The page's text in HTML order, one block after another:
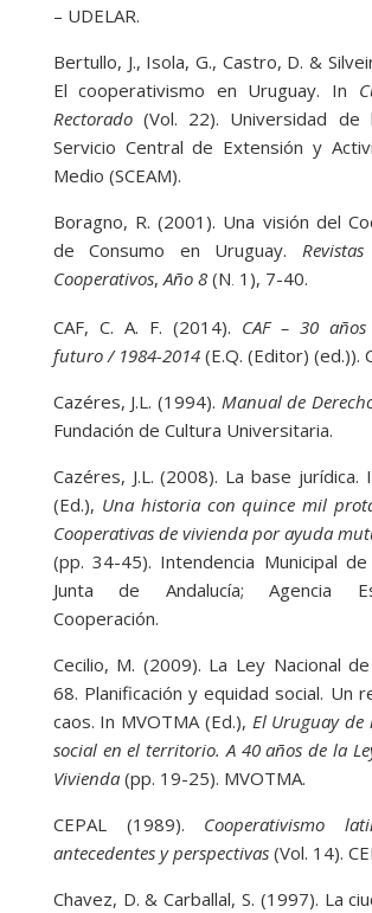
– UDELAR.
Bertullo, J., Isola, G., Castro, D. &
El cooperativismo en Uruguay. In
Rectorado(Vol. 22). Universidad de
Servicio Central de Extensión y
Medio (SCEAM).
Boragno, R. (2001). Una visión del
de Consumo en Uruguay.
Cooperativos, Año 8 (N 1), 7-40.
CAF, C. A. F. (2014). CAF – 30
futuro / 1984-2014(E.Q. (Editor) (ed.)).
Cazéres, J.L. (1994). Manual de
Fundación de Cultura Universitaria.
Cazéres, J.L. (2008). La base jurídica.
(Ed.), Una historia con quince mil
Cooperativas de vivienda por ayuda
(pp. 34-45). Intendencia Municipal
Junta de Andalucía; Agencia
Cooperación.
Cecilio, M. (2009). La Ley Nacional
68. Planificación y equidad social. Un
caos. In MVOTMA (Ed.), El Uruguay
social en el territorio. A 40 años de la
Vivienda(pp. 19-25). MVOTMA.
CEPAL (1989). Cooperativismo
antecedentes y perspectivas(Vol. 14).
Chavez, D. & Carballal, S. (1997). La